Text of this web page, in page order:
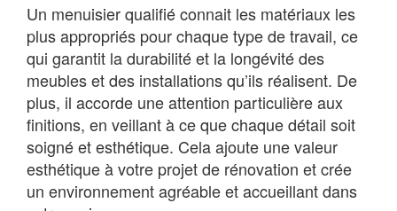
Un menuisier qualifié connait les matériaux les
plus appropriés pour chaque type de travail, ce
qui garantit la durabilité et la longévité des
meubles et des installations qu’ils réalisent. De
plus, il accorde une attention particulière aux
finitions, en veillant à ce que chaque détail soit
soigné et esthétique. Cela ajoute une valeur
esthétique à votre projet de rénovation et crée
un environnement agréable et accueillant dans